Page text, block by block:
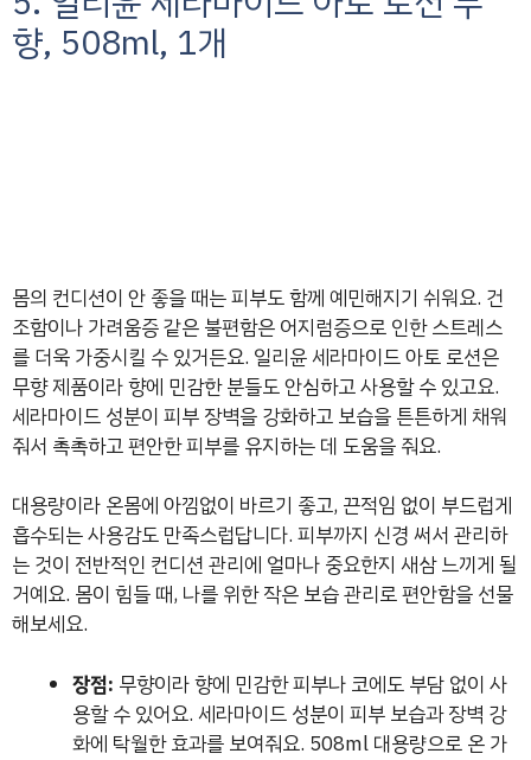
향, 508ml, 1개
몸의 컨디션이 안 좋을 때는 피부도 함께 예민해지기 쉬워요. 건
조함이나 가려움증 같은 불편함은 어지럼증으로 인한 스트레스
를 더욱 가중시킬 수 있거든요. 일리윤 세라마이드 아토 로션은
무향 제품이라 향에 민감한 분들도 안심하고 사용할 수 있고요.
세라마이드 성분이 피부 장벽을 강화하고 보습을 튼튼하게 채워
줘서 촉촉하고 편안한 피부를 유지하는 데 도움을 줘요.
대용량이라 온몸에 아낌없이 바르기 좋고, 끈적임 없이 부드럽게
흡수되는 사용감도 만족스럽답니다. 피부까지 신경 써서 관리하
는 것이 전반적인 컨디션 관리에 얼마나 중요한지 새삼 느끼게 될
거예요. 몸이 힘들 때, 나를 위한 작은 보습 관리로 편안함을 선물
해보세요.
장점: 무향이라 향에 민감한 피부나 코에도 부담 없이 사
용할 수 있어요. 세라마이드 성분이 피부 보습과 장벽 강
화에 탁월한 효과를 보여줘요. 508ml 대용량으로 온 가